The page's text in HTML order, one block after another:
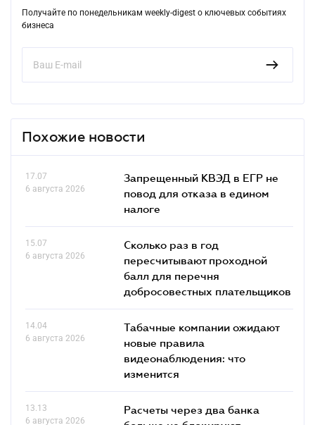
Получайте по понедельникам weekly-digest о ключевых событиях
бизнеса
Похожие новости
17.07
6 августа 2026
Запрещенный КВЭД в ЕГР не
повод для отказа в едином
налоге
15.07
6 августа 2026
Сколько раз в год
пересчитывают проходной
балл для перечня
добросовестных плательщиков
14.04
6 августа 2026
Табачные компании ожидают
новые правила
видеонаблюдения: что
изменится
13.13
6 августа 2026
Расчеты через два банка